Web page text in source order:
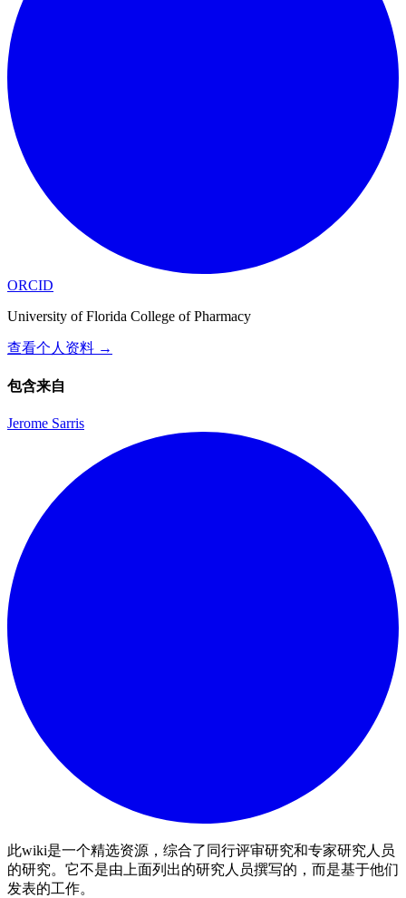
ORCID
University of Florida College of Pharmacy
查看个人资料 →
包含来自
Jerome Sarris
此wiki是一个精选资源，综合了同行评审研究和专家研究人员
的研究。它不是由上面列出的研究人员撰写的，而是基于他们
发表的工作。